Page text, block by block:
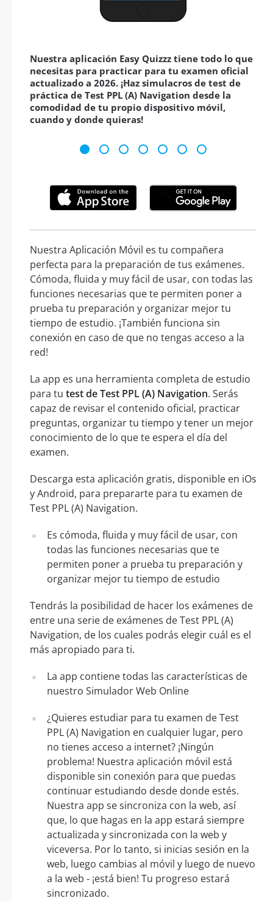
Nuestra aplicación Easy Quizzz tiene todo lo que
necesitas para practicar para tu examen oficial
actualizado a 2026. ¡Haz simulacros de test de
práctica de Test PPL (A) Navigation desde la
comodidad de tu propio dispositivo móvil,
cuando y donde quieras!
Nuestra Aplicación Móvil es tu compañera
perfecta para la preparación de tus exámenes.
Cómoda, fluida y muy fácil de usar, con todas las
funciones necesarias que te permiten poner a
prueba tu preparación y organizar mejor tu
tiempo de estudio. ¡También funciona sin
conexión en caso de que no tengas acceso a la
red!
La app es una herramienta completa de estudio
para tu test de Test PPL (A) Navigation. Serás
capaz de revisar el contenido oficial, practicar
preguntas, organizar tu tiempo y tener un mejor
conocimiento de lo que te espera el día del
examen.
Descarga esta aplicación gratis, disponible en iOs
y Android, para prepararte para tu examen de
Test PPL (A) Navigation.
Es cómoda, fluida y muy fácil de usar, con
todas las funciones necesarias que te
permiten poner a prueba tu preparación y
organizar mejor tu tiempo de estudio
Tendrás la posibilidad de hacer los exámenes de
entre una serie de exámenes de Test PPL (A)
Navigation, de los cuales podrás elegir cuál es el
más apropiado para ti.
La app contiene todas las características de
nuestro Simulador Web Online
¿Quieres estudiar para tu examen de Test
PPL (A) Navigation en cualquier lugar, pero
no tienes acceso a internet? ¡Ningún
problema! Nuestra aplicación móvil está
disponible sin conexión para que puedas
continuar estudiando desde donde estés.
Nuestra app se sincroniza con la web, así
que, lo que hagas en la app estará siempre
actualizada y sincronizada con la web y
viceversa. Por lo tanto, si inicias sesión en la
web, luego cambias al móvil y luego de nuevo
a la web - ¡está bien! Tu progreso estará
sincronizado.